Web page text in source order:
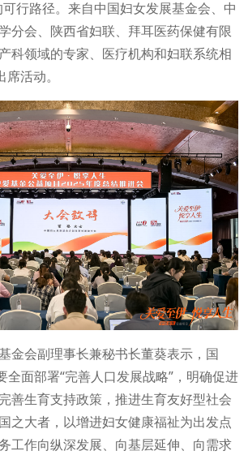
行路径。来自中国妇女发展基金会、中
分会、陕西省妇联、拜耳医药保健有限
科领域的专家、医疗机构和妇联系统相
活动。
金会副理事长兼秘书长董葵表示，国
全面部署“完善人口发展战略”，明确促进
善生育支持政策，推进生育友好型社会
之大者，以增进妇女健康福祉为出发点
工作向纵深发展、向基层延伸、向需求